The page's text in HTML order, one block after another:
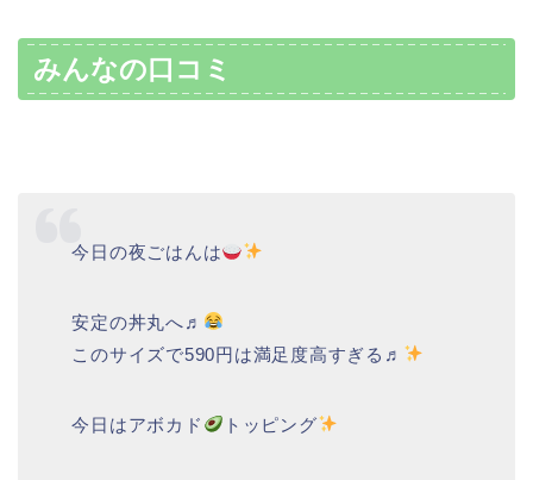
みんなの口コミ
今日の夜ごはんは
安定の丼丸へ♬
このサイズで590円は満足度高すぎる♬
今日はアボカド トッピング